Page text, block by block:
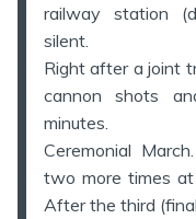
railway station
silent.
Right after a joint
cannon shots
minutes.
Ceremonial
two more times at
After the third